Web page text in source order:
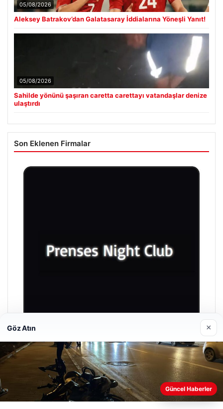
05/08/2026
Aleksey Batrakov’dan Galatasaray İddialarına Yöneşli Yanıt!
05/08/2026
Sahilde yönünü şaşıran caretta carettayı vatandaşlar denize
ulaştırdı
Son Eklenen Firmalar
Prenses Night Club
29/04/2026
Web sitemizi nasıl kullandığınızı daha iyi anlayabilmek,
deneyiminizi kişiselleştirmek ve geliştirmek amacıyla çerezler
Göz Atın ×
Güncel Haberler